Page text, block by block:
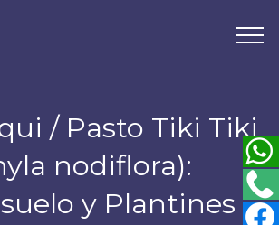
/ Pasto Tiki Tiki
nodiflora):
y Plantines